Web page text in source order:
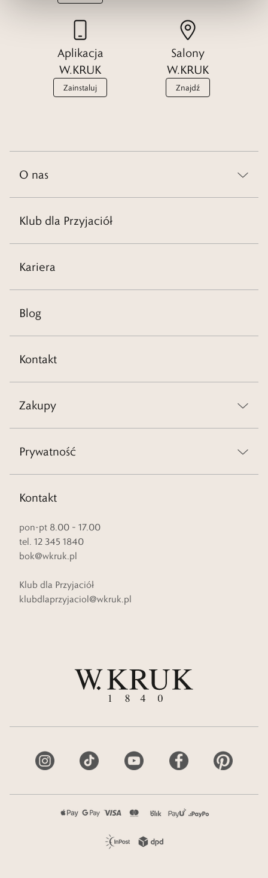
Aplikacja
W.KRUK
Zainstaluj
Salony
W.KRUK
Znajdź
O nas
Klub dla Przyjaciół
Kariera
Blog
Kontakt
Zakupy
Prywatność
Kontakt
pon-pt 8.00 – 17.00
tel. 12 345 1840
bok@wkruk.pl
Klub dla Przyjaciół
klubdlaprzyjaciol@wkruk.pl